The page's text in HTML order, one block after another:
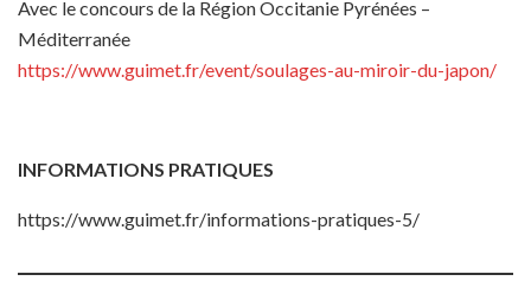
Avec le concours de la Région Occitanie Pyrénées –
Méditerranée
https://www.guimet.fr/event/soulages-au-miroir-du-japon/
INFORMATIONS PRATIQUES
https://www.guimet.fr/informations-pratiques-5/